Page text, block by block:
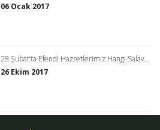
06 Ocak 2017
28 Şubat’ta Efendi Hazretlerimiz Hangi Salav...
26 Ekim 2017